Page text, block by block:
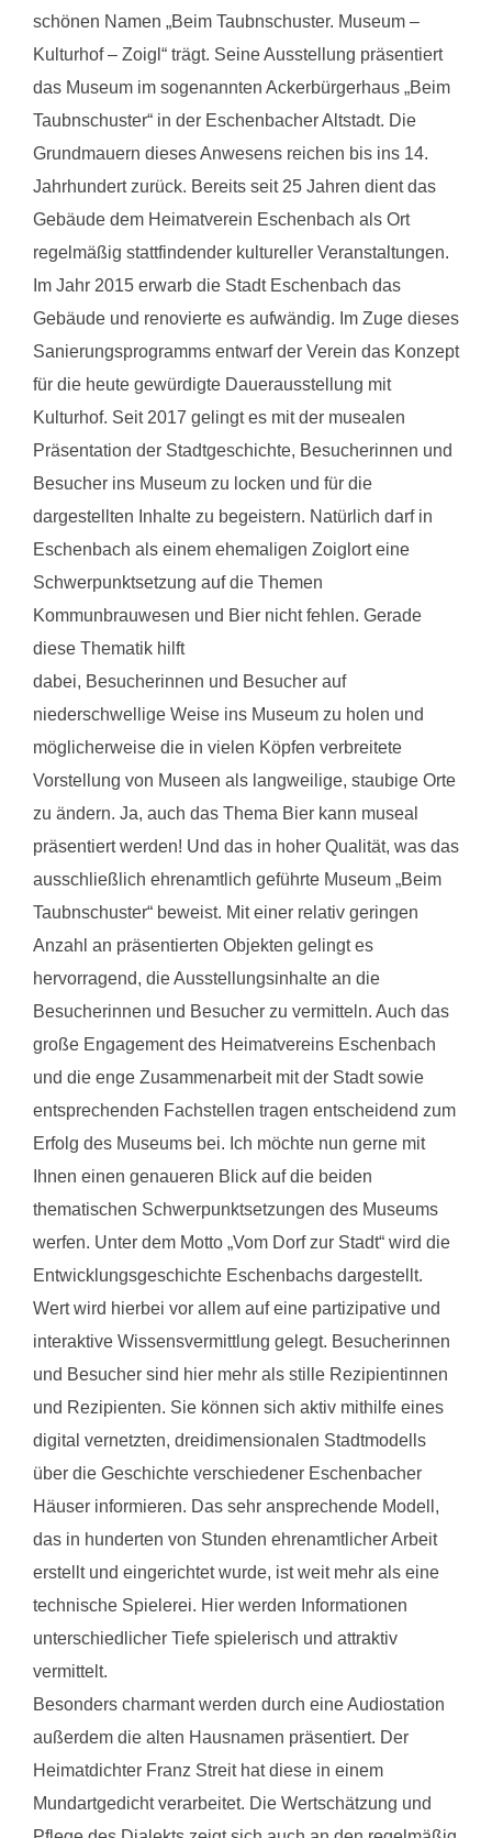
schönen Namen „Beim Taubnschuster. Museum –
Kulturhof – Zoigl“ trägt. Seine Ausstellung präsentiert
das Museum im sogenannten Ackerbürgerhaus „Beim
Taubnschuster“ in der Eschenbacher Altstadt. Die
Grundmauern dieses Anwesens reichen bis ins 14.
Jahrhundert zurück. Bereits seit 25 Jahren dient das
Gebäude dem Heimatverein Eschenbach als Ort
regelmäßig stattfindender kultureller Veranstaltungen.
Im Jahr 2015 erwarb die Stadt Eschenbach das
Gebäude und renovierte es aufwändig. Im Zuge dieses
Sanierungsprogramms entwarf der Verein das Konzept
für die heute gewürdigte Dauerausstellung mit
Kulturhof. Seit 2017 gelingt es mit der musealen
Präsentation der Stadtgeschichte, Besucherinnen und
Besucher ins Museum zu locken und für die
dargestellten Inhalte zu begeistern. Natürlich darf in
Eschenbach als einem ehemaligen Zoiglort eine
Schwerpunktsetzung auf die Themen
Kommunbrauwesen und Bier nicht fehlen. Gerade
diese Thematik hilft
dabei, Besucherinnen und Besucher auf
niederschwellige Weise ins Museum zu holen und
möglicherweise die in vielen Köpfen verbreitete
Vorstellung von Museen als langweilige, staubige Orte
zu ändern. Ja, auch das Thema Bier kann museal
präsentiert werden! Und das in hoher Qualität, was das
ausschließlich ehrenamtlich geführte Museum „Beim
Taubnschuster“ beweist. Mit einer relativ geringen
Anzahl an präsentierten Objekten gelingt es
hervorragend, die Ausstellungsinhalte an die
Besucherinnen und Besucher zu vermitteln. Auch das
große Engagement des Heimatvereins Eschenbach
und die enge Zusammenarbeit mit der Stadt sowie
entsprechenden Fachstellen tragen entscheidend zum
Erfolg des Museums bei. Ich möchte nun gerne mit
Ihnen einen genaueren Blick auf die beiden
thematischen Schwerpunktsetzungen des Museums
werfen. Unter dem Motto „Vom Dorf zur Stadt“ wird die
Entwicklungsgeschichte Eschenbachs dargestellt.
Wert wird hierbei vor allem auf eine partizipative und
interaktive Wissensvermittlung gelegt. Besucherinnen
und Besucher sind hier mehr als stille Rezipientinnen
und Rezipienten. Sie können sich aktiv mithilfe eines
digital vernetzten, dreidimensionalen Stadtmodells
über die Geschichte verschiedener Eschenbacher
Häuser informieren. Das sehr ansprechende Modell,
das in hunderten von Stunden ehrenamtlicher Arbeit
erstellt und eingerichtet wurde, ist weit mehr als eine
technische Spielerei. Hier werden Informationen
unterschiedlicher Tiefe spielerisch und attraktiv
vermittelt.
Besonders charmant werden durch eine Audiostation
außerdem die alten Hausnamen präsentiert. Der
Heimatdichter Franz Streit hat diese in einem
Mundartgedicht verarbeitet. Die Wertschätzung und